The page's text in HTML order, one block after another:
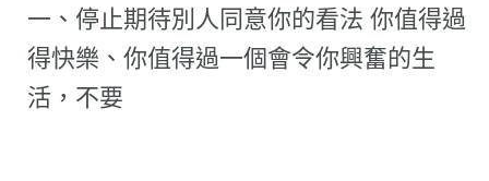
一、停止期待別人同意你的看法 你值得過
得快樂、你值得過一個會令你興奮的生
活，不要